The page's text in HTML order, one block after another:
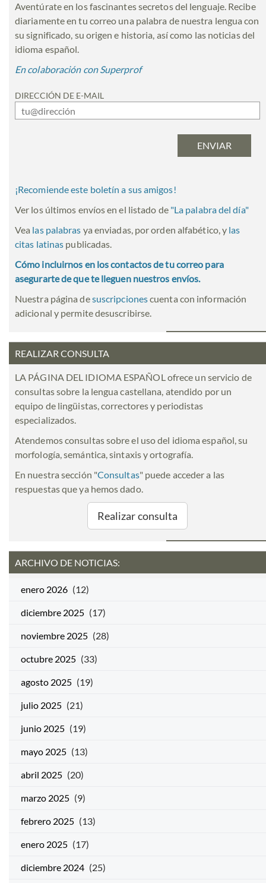
Aventúrate en los fascinantes secretos del lenguaje. Recibe
diariamente en tu correo una palabra de nuestra lengua con
su significado, su origen e historia, así como las noticias del
idioma español.
En colaboración con Superprof
DIRECCIÓN DE E-MAIL
¡Recomiende este boletín a sus amigos!
Ver los últimos envíos en el listado de "La palabra del día"
Vea las palabras ya enviadas, por orden alfabético, y las
citas latinas publicadas.
Cómo incluirnos en los contactos de tu correo para
asegurarte de que te lleguen nuestros envíos.
Nuestra página desuscripcionescuenta con información
adicional y permite desuscribirse.
REALIZAR CONSULTA
LA PÁGINA DEL IDIOMA ESPAÑOL ofrece un servicio de
consultas sobre la lengua castellana, atendido por un
equipo de lingüistas, correctores y periodistas
especializados.
Atendemos consultas sobre el uso del idioma español, su
morfología, semántica, sintaxis y ortografía.
En nuestra sección "Consultas" puede acceder a las
respuestas que ya hemos dado.
Realizar consulta
ARCHIVO DE NOTICIAS:
enero 2026 (12)
diciembre 2025 (17)
noviembre 2025 (28)
octubre 2025 (33)
agosto 2025 (19)
julio 2025 (21)
junio 2025 (19)
mayo 2025 (13)
abril 2025 (20)
marzo 2025 (9)
febrero 2025 (13)
enero 2025 (17)
diciembre 2024 (25)